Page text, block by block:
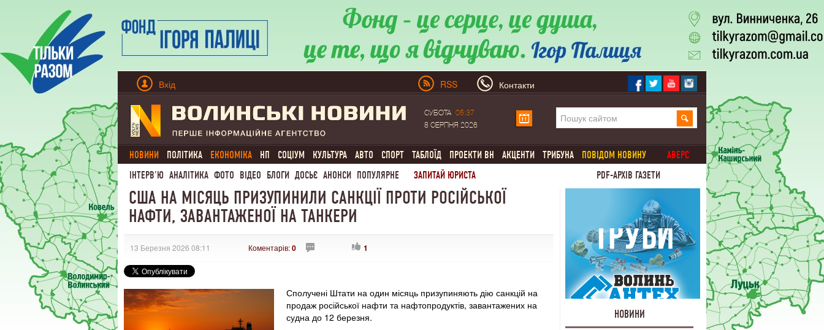
Вхід RSS Контакти
СУБОТА
05:37
8 СЕРПНЯ 2026
НОВИНИ ПОЛІТИКА ЕКОНОМІКА НП СОЦІУМ КУЛЬТУРА АВТО СПОРТ ТАБЛОЇД ПРОЕКТИ ВН АКЦЕНТИ ТРИБУНА ПОВІДОМ НОВИНУ
АВЕРС
ІНТЕРВ'Ю АНАЛІТИКА ФОТО ВІДЕО БЛОГИ ДОСЬЄ АНОНСИ ПОПУЛЯРНЕ ЗАПИТАЙ ЮРИСТА PDF-АРХІВ ГАЗЕТИ
США НА МІСЯЦЬ ПРИЗУПИНИЛИ САНКЦІЇ ПРОТИ РОСІЙСЬКОЇ
НАФТИ, ЗАВАНТАЖЕНОЇ НА ТАНКЕРИ
13 Березня 2026 08:11 Коментарів:0 1
Сполучені Штати на один місяць призупиняють дію санкцій на
продаж російської нафти та нафтопродуктів, завантажених на
судна до 12 березня.
НОВИНИ